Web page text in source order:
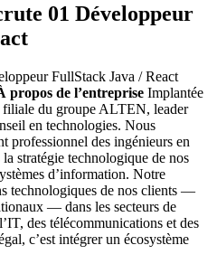
01 Développeur
FullStack Java / React
propos de l’entreprise Implantée
du groupe ALTEN, leader
en technologies. Nous
professionnel des ingénieurs en
stratégie technologique de nos
d’information. Notre
technologiques de nos clients —
— dans les secteurs de
des télécommunications et des
c’est intégrer un écosystème